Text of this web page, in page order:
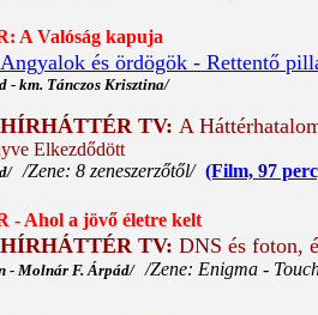
A Valóság kapuja
Angyalok és ördögök - Rettentő
- km. Tánczos Krisztina/
HÍRHÁTTÉR TV: A
Elkezdődött
/Zene: 8 zeneszerzőtől/ (Film, 97
- Ahol a jövő életre kelt
HÍRHÁTTÉR TV: DNS és foton,
- Molnár F. Árpád//Zene: Enigma -